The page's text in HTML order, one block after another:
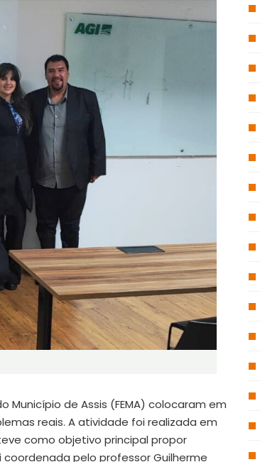
Município de Assis (FEMA) colocaram em
reais. A atividade foi realizada em
como objetivo principal propor
pelo professor Guilherme